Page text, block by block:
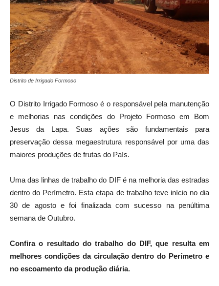
Distrito de Irrigado Formoso
O Distrito Irrigado Formoso é o responsável pela manutenção
e melhorias nas condições do Projeto Formoso em Bom
Jesus da Lapa. Suas ações são fundamentais para
preservação dessa megaestrutura responsável por uma das
maiores produções de frutas do País.
Uma das linhas de trabalho do DIF é na melhoria das estradas
dentro do Perímetro. Esta etapa de trabalho teve início no dia
30 de agosto e foi finalizada com sucesso na penúltima
semana de Outubro.
Confira o resultado do trabalho do DIF, que resulta em
melhores condições da circulação dentro do Perímetro e
no escoamento da produção diária.